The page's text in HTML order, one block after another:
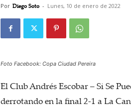
Por Diego Soto - Lunes, 10 de enero de 2022
Foto Facebook: Copa Ciudad Pereira
El Club Andrés Escobar – Si Se
derrotando en la final 2-1 a La